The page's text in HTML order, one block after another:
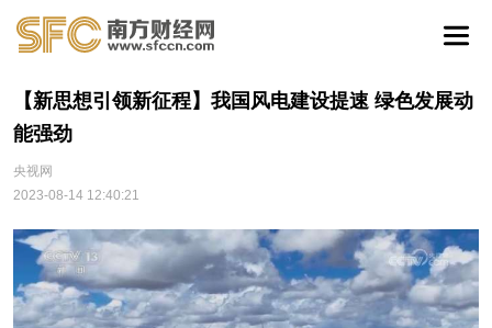
【新思想引领新征程】我国风电建设提速 绿色发展动
能强劲
央视网
2023-08-14 12:40:21